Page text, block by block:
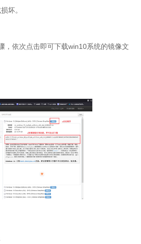
坏。
，依次点击即可下载win10系统的镜像文